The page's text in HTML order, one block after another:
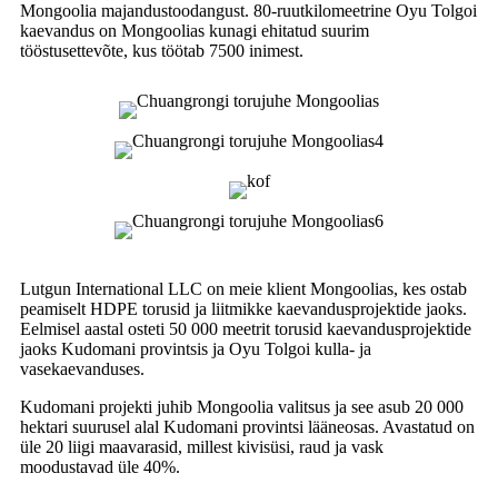
Mongoolia majandustoodangust. 80-ruutkilomeetrine Oyu Tolgoi
kaevandus on Mongoolias kunagi ehitatud suurim
tööstusettevõte, kus töötab 7500 inimest.
Lutgun International LLC on meie klient Mongoolias, kes ostab
peamiselt HDPE torusid ja liitmikke kaevandusprojektide jaoks.
Eelmisel aastal osteti 50 000 meetrit torusid kaevandusprojektide
jaoks Kudomani provintsis ja Oyu Tolgoi kulla- ja
vasekaevanduses.
Kudomani projekti juhib Mongoolia valitsus ja see asub 20 000
hektari suurusel alal Kudomani provintsi lääneosas. Avastatud on
üle 20 liigi maavarasid, millest kivisüsi, raud ja vask
moodustavad üle 40%.